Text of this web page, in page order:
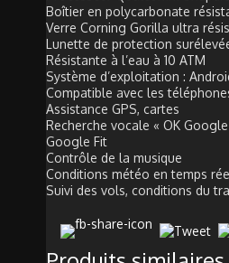
Boîtier en polycarbonate
Verre Corning Gorilla ultra
Lunette de protection
Résistante à l’eau à 10 ATM
Système d’exploitation :
Compatible avec les
Assistance GPS, cartes
Recherche vocale « OK Google
Google Fit
Contrôle de la musique
Conditions météo en temps
Suivi des vols, conditions du